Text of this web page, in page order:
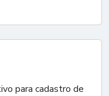
para cadastro de